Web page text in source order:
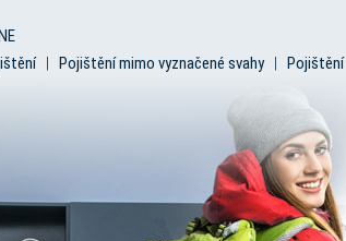
| Pojištění mimo vyznačené svahy| Pojištění